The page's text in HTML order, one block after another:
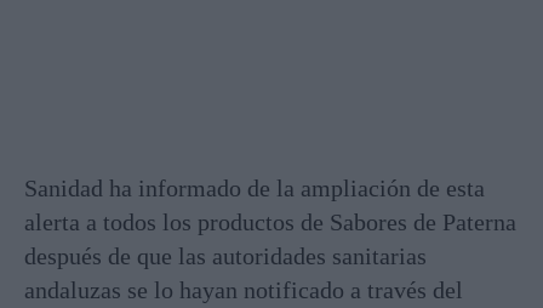
Sanidad ha informado de la ampliación de esta
alerta a todos los productos de Sabores de Paterna
después de que las autoridades sanitarias
andaluzas se lo hayan notificado a través del